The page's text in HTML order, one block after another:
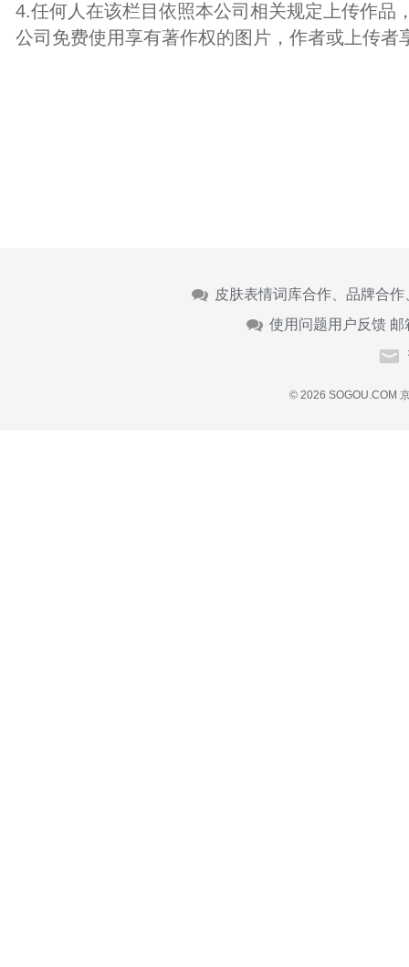
4.任何人在该栏目依照本公司相关规定上传作品
公司免费使用享有著作权的图片，作者或上传者
皮肤表情词库合作、品牌合
使用问题用户反馈 邮
© 2026 SOGOU.COM